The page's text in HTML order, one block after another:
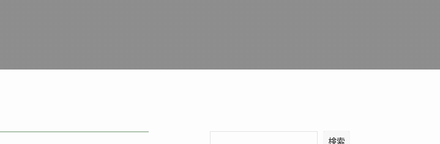
検索